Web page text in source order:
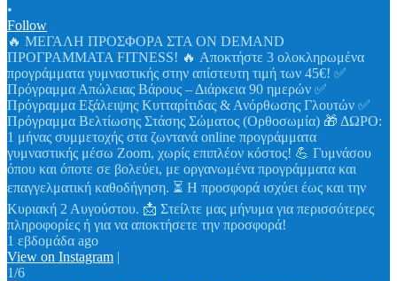
•
Follow
🔥 ΜΕΓΑΛΗ ΠΡΟΣΦΟΡΑ ΣΤΑ ON DEMAND
ΠΡΟΓΡΑΜΜΑΤΑ FITNESS! 🔥 Αποκτήστε 3 ολοκληρωμένα
προγράμματα γυμναστικής στην απίστευτη τιμή των 45€! ✅
Πρόγραμμα Απώλειας Βάρους – Διάρκεια 90 ημερών ✅
Πρόγραμμα Εξάλειψης Κυτταρίτιδας & Ανόρθωσης Γλουτών ✅
Πρόγραμμα Βελτίωσης Στάσης Σώματος (Ορθοσωμία) 🎁 ΔΩΡΟ:
1 μήνας συμμετοχής στα ζωντανά online προγράμματα
γυμναστικής μέσω Zoom, χωρίς επιπλέον κόστος! 💪 Γυμνάσου
όπου και όποτε σε βολεύει, με οργανωμένα προγράμματα και
επαγγελματική καθοδήγηση. ⏳ Η προσφορά ισχύει έως και την
Κυριακή 2 Αυγούστου. 📩 Στείλτε μας μήνυμα για περισσότερες
πληροφορίες ή για να αποκτήσετε την προσφορά!
1 εβδομάδα ago
View on Instagram |
1/6